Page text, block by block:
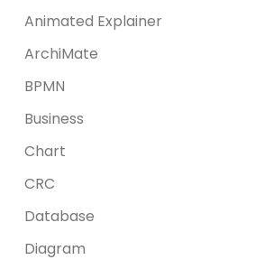
Animated Explainer
ArchiMate
BPMN
Business
Chart
CRC
Database
Diagram